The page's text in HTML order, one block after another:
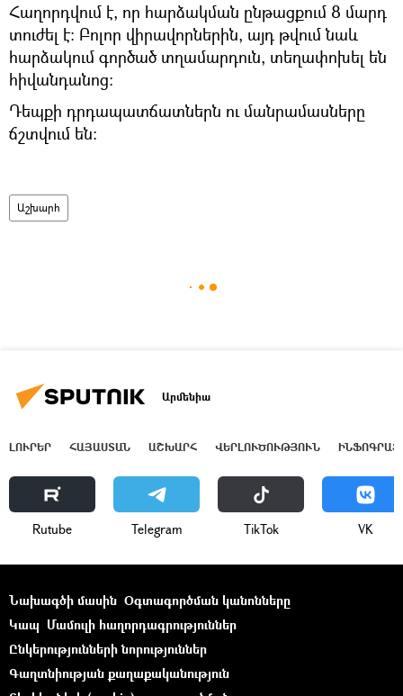
Հաղորդվում է, որ հարձակման ընթացքում 8 մարդ
տուժել է: Բոլոր վիրավորներին, այդ թվում նաև
հարձակում գործած տղամարդուն, տեղափոխել են
հիվանդանոց:
Դեպքի դրդապատճատներն ու մանրամասները
ճշտվում են:
Աշխարհ
Արմենիա
ԼՈՒՐԵՐ ՀԱՅԱՍՏԱՆ ԱՇԽԱՐՀ ՎԵՐԼՈՒԾՈՒԹՅՈՒՆ
Rutube Telegram ТikТоk VK
Նախագծի մասին Օգտագործման կանոնները
Կապ Մամուլի հաղորդագրություններ
Ընկերությունների նորություններ
Գաղտնիության քաղաքականություն